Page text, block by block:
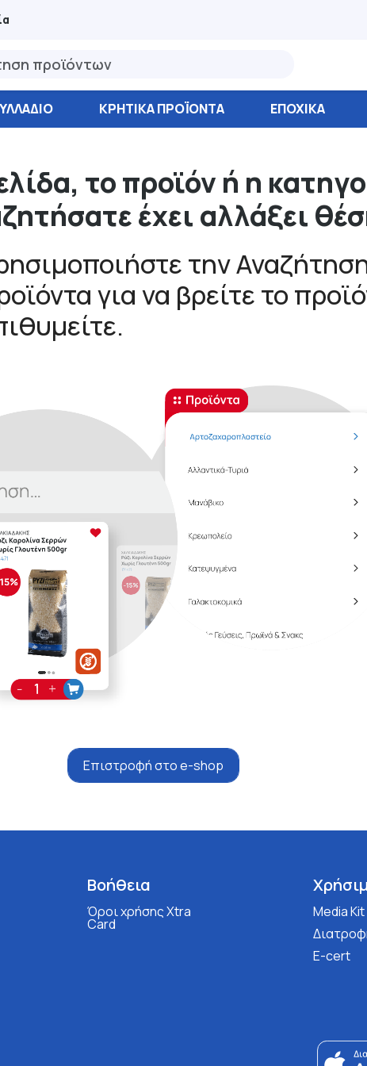
ΚΡΗΤΙΚΑ ΠΡΟΪΟΝΤΑ ΕΠΟΧΙΚΑ
το προϊόν ή η
έχει αλλάξει
την
για να βρείτε το
Επιστροφή στο e-shop
Βοήθεια
Όροι χρήσης Xtra
Card
Media Kit
E-cert